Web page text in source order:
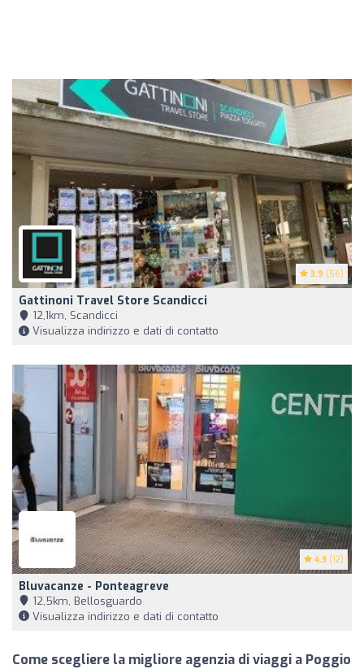
3.9 (56)
Gattinoni Travel Store Scandicci
12,1km, Scandicci
Visualizza indirizzo e dati di contatto
4.3 (12)
Bluvacanze - Ponteagreve
12,5km, Bellosguardo
Visualizza indirizzo e dati di contatto
Come scegliere la migliore agenzia di viaggi a Poggio